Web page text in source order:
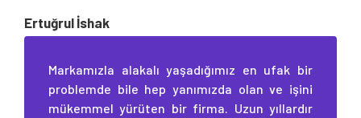
Ertuğrul İshak
Markamızla alakalı yaşadığımız en ufak bir
problemde bile hep yanımızda olan ve işini
mükemmel yürüten bir firma. Uzun yıllardır